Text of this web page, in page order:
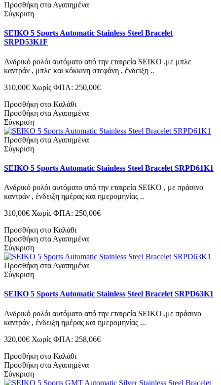
Προσθήκη στα Αγαπημένα
Σύγκριση
SEIKO 5 Sports Automatic Stainless Steel Bracelet
SRPD53K1F
Ανδρικό ρολόι αυτόματο από την εταιρεία SEIKO ,με μπλε
καντράν , μπλε και κόκκινη στεφάνη , ένδειξη ..
310,00€ Χωρίς ΦΠΑ: 250,00€
Προσθήκη στο Καλάθι
Προσθήκη στα Αγαπημένα
Σύγκριση
Προσθήκη στα Αγαπημένα
Σύγκριση
SEIKO 5 Sports Automatic Stainless Steel Bracelet SRPD61K1
Ανδρικό ρολόι αυτόματο από την εταιρεία SEIKO , με πράσινο
καντράν , ένδειξη ημέρας και ημερομηνίας ..
310,00€ Χωρίς ΦΠΑ: 250,00€
Προσθήκη στο Καλάθι
Προσθήκη στα Αγαπημένα
Σύγκριση
Προσθήκη στα Αγαπημένα
Σύγκριση
SEIKO 5 Sports Automatic Stainless Steel Bracelet SRPD63K1
Ανδρικό ρολόι αυτόματο από την εταιρεία SEIKO ,με πράσινο
καντράν , ένδειξη ημέρας και ημερομηνίας ...
320,00€ Χωρίς ΦΠΑ: 258,06€
Προσθήκη στο Καλάθι
Προσθήκη στα Αγαπημένα
Σύγκριση